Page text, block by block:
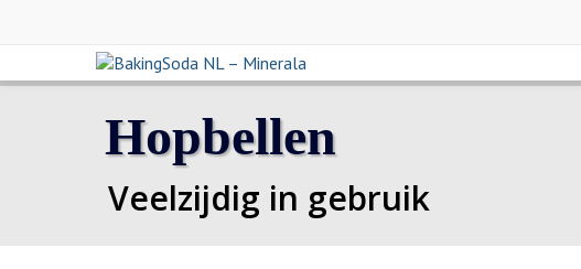
Hopbellen
Veelzijdig in gebruik